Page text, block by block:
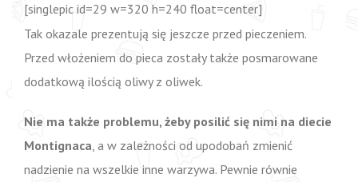
[singlepic id=29 w=320 h=240 float=center]
Tak okazale prezentują się jeszcze przed pieczeniem.
Przed włożeniem do pieca zostały także posmarowane
dodatkową ilością oliwy z oliwek.
Nie ma także problemu, żeby posilić się nimi na diecie
Montignaca, a w zależności od upodobań zmienić
nadzienie na wszelkie inne warzywa. Pewnie równie